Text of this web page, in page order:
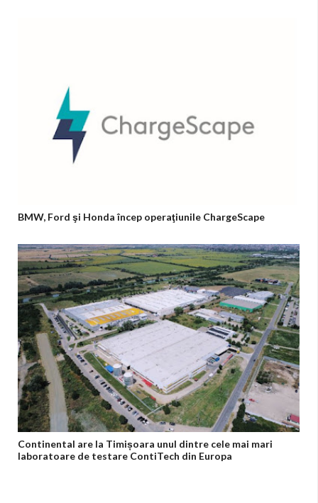
BMW, Ford şi Honda încep operaţiunile ChargeScape
Continental are la Timișoara unul dintre cele mai mari
laboratoare de testare ContiTech din Europa